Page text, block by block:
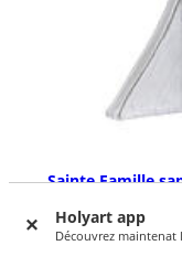
Holyart app
Découvrez maintenat
Sainte Famille
DISPONIBLE